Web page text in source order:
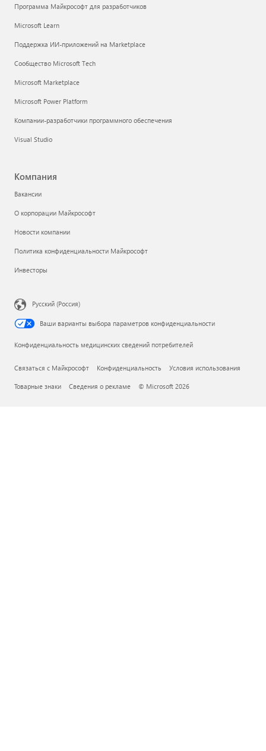
Программа Майкрософт для разработчиков
Microsoft Learn
Поддержка ИИ-приложений на Marketplace
Сообщество Microsoft Tech
Microsoft Marketplace
Microsoft Power Platform
Компании-разработчики программного обеспечения
Visual Studio
Компания
Вакансии
О корпорации Майкрософт
Новости компании
Политика конфиденциальности Майкрософт
Инвесторы
Русский (Россия)
Ваши варианты выбора параметров конфиденциальности
Конфиденциальность медицинских сведений потребителей
Связаться с Майкрософт Конфиденциальность Условия использования
Товарные знаки Сведения о рекламе © Microsoft 2026